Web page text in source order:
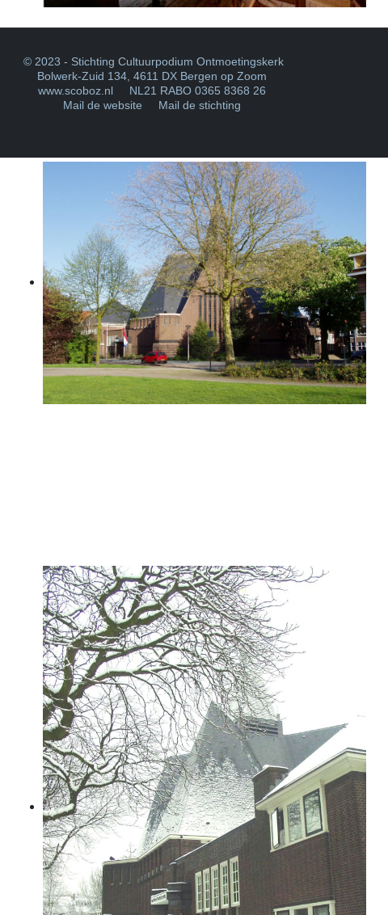
© 2023 - Stichting Cultuurpodium Ontmoetingskerk
Bolwerk-Zuid 134 4611 DX Bergen op Zoom
www.scoboz.nl NL21 RABO 0365 8368 26
Mail de website
Mail de stichting